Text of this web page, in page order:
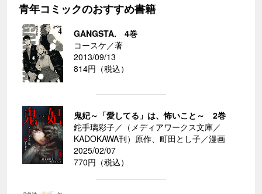
青年コミックのおすすめ書籍
GANGSTA. 4巻
コースケ／著
2013/09/13
814円（税込）
鬼妃～「愛してる」は、怖いこと～ 2巻
鉈手璃彩子／（メディアワークス文庫／
KADOKAWA刊）原作、町田とし子／漫画
2025/02/07
770円（税込）